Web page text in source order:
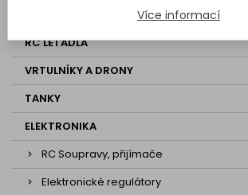
RC LETADLA
VRTULNÍKY A DRONY
TANKY
ELEKTRONIKA
RC Soupravy, přijímače
Elektronické regulátory
Více informací